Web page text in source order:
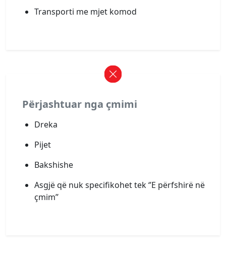
Transporti me mjet komod
Përjashtuar nga çmimi
Dreka
Pijet
Bakshishe
Asgjë që nuk specifikohet tek ‘’E përfshirë në
çmim’’